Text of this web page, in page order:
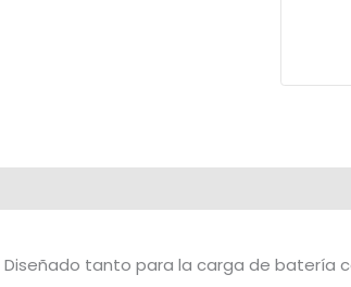
Diseñado tanto para la carga de batería